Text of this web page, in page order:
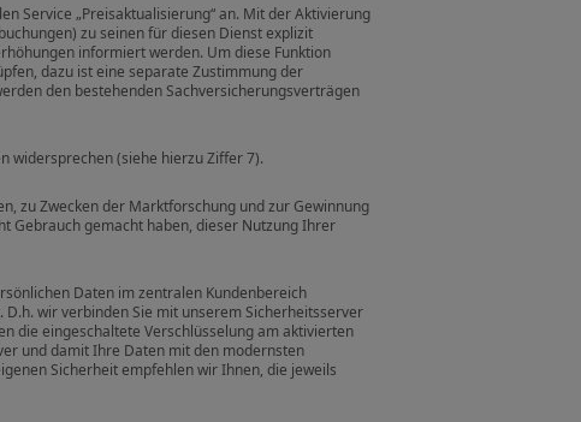
Service „Preisaktualisierung“ an. Mit der Aktivierung
zu seinen für diesen Dienst explizit
informiert werden. Um diese Funktion
dazu ist eine separate Zustimmung der
den bestehenden Sachversicherungsverträgen
widersprechen (siehe hierzu Ziffer 7).
zu Zwecken der Marktforschung und zur Gewinnung
Gebrauch gemacht haben, dieser Nutzung Ihrer
Daten im zentralen Kundenbereich
wir verbinden Sie mit unserem Sicherheitsserver
die eingeschaltete Verschlüsselung am aktivierten
und damit Ihre Daten mit den modernsten
Sicherheit empfehlen wir Ihnen, die jeweils